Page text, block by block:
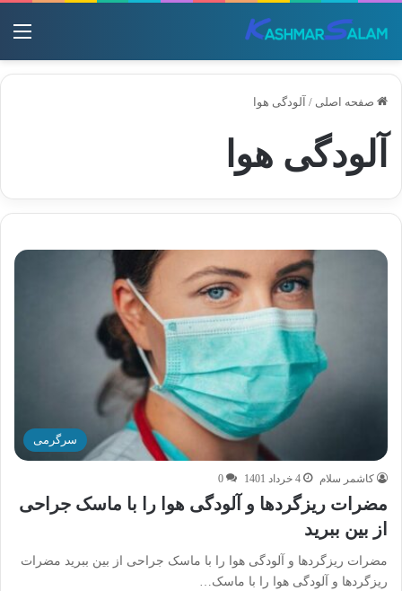
صفحه اصلی / آلودگی هوا
آلودگی هوا
سرگرمی
کاشمر سلام 4 خرداد 1401 0
مضرات ریزگردها و آلودگی هوا را با ماسک جراحی
از بین ببرید
مضرات ریزگردها و آلودگی هوا را با ماسک جراحی از بین ببرید مضرات
ریزگردها و آلودگی هوا را با ماسک…